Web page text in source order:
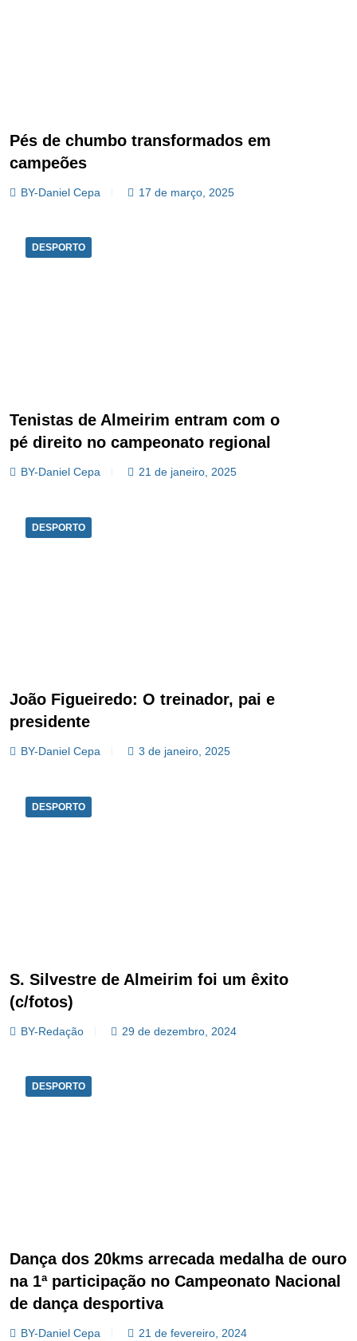
Pés de chumbo transformados em
campeões
BY-Daniel Cepa 17 de março, 2025
DESPORTO
Tenistas de Almeirim entram com o
pé direito no campeonato regional
BY-Daniel Cepa 21 de janeiro, 2025
DESPORTO
João Figueiredo: O treinador, pai e
presidente
BY-Daniel Cepa 3 de janeiro, 2025
DESPORTO
S. Silvestre de Almeirim foi um êxito
(c/fotos)
BY-Redação 29 de dezembro, 2024
DESPORTO
Dança dos 20kms arrecada medalha de ouro
na 1ª participação no Campeonato Nacional
de dança desportiva
BY-Daniel Cepa 21 de fevereiro, 2024